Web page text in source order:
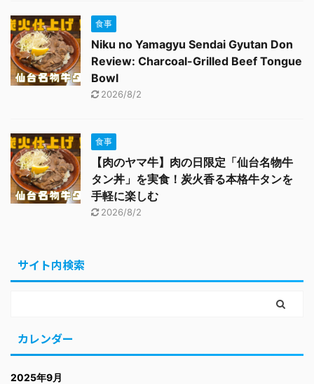
食事
Niku no Yamagyu Sendai Gyutan Don
Review: Charcoal-Grilled Beef Tongue
Bowl
2026/8/2
食事
【肉のヤマ牛】肉の日限定「仙台名物牛
タン丼」を実食！炭火香る本格牛タンを
手軽に楽しむ
2026/8/2
サイト内検索
カレンダー
2025年9月